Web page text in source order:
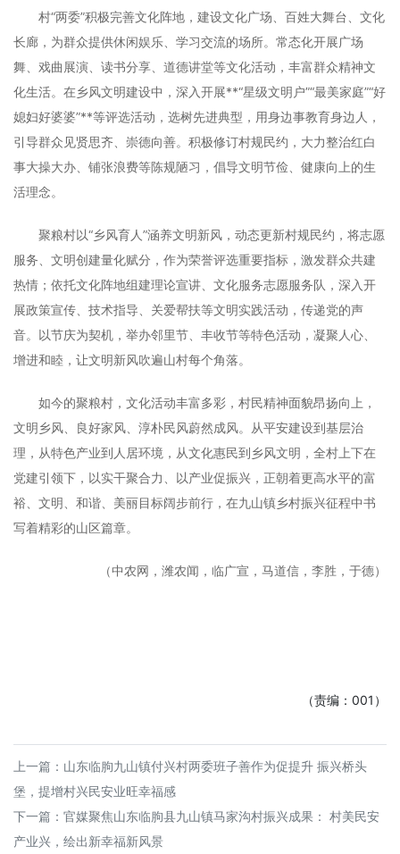
村“两委”积极完善文化阵地，建设文化广场、百姓大舞台、文化
长廊，为群众提供休闲娱乐、学习交流的场所。常态化开展广场
舞、戏曲展演、读书分享、道德讲堂等文化活动，丰富群众精神文
化生活。在乡风文明建设中，深入开展**“星级文明户”“最美家庭”“好
媳妇好婆婆”**等评选活动，选树先进典型，用身边事教育身边人，
引导群众见贤思齐、崇德向善。积极修订村规民约，大力整治红白
事大操大办、铺张浪费等陈规陋习，倡导文明节俭、健康向上的生
活理念。
聚粮村以“乡风育人”涵养文明新风，动态更新村规民约，将志愿
服务、文明创建量化赋分，作为荣誉评选重要指标，激发群众共建
热情；依托文化阵地组建理论宣讲、文化服务志愿服务队，深入开
展政策宣传、技术指导、关爱帮扶等文明实践活动，传递党的声
音。以节庆为契机，举办邻里节、丰收节等特色活动，凝聚人心、
增进和睦，让文明新风吹遍山村每个角落。
如今的聚粮村，文化活动丰富多彩，村民精神面貌昂扬向上，
文明乡风、良好家风、淳朴民风蔚然成风。从平安建设到基层治
理，从特色产业到人居环境，从文化惠民到乡风文明，全村上下在
党建引领下，以实干聚合力、以产业促振兴，正朝着更高水平的富
裕、文明、和谐、美丽目标阔步前行，在九山镇乡村振兴征程中书
写着精彩的山区篇章。
（中农网，潍农闻，临广宣，马道信，李胜，于德）
（责编：001）
上一篇： 山东临朐九山镇付兴村两委班子善作为促提升 振兴桥头
堡，提增村兴民安业旺幸福感
下一篇： 官媒聚焦山东临朐县九山镇马家沟村振兴成果： 村美民安
产业兴，绘出新幸福新风景